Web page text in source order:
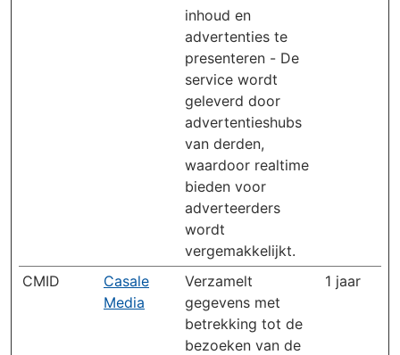
inhoud en
advertenties te
presenteren - De
service wordt
geleverd door
advertentieshubs
van derden,
waardoor realtime
bieden voor
adverteerders
wordt
vergemakkelijkt.
CMID
Casale
Media
Verzamelt
gegevens met
betrekking tot de
bezoeken van de
1 jaar